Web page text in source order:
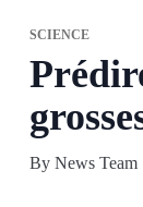
SCIENCE
By News Team